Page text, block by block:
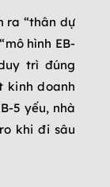
ra “thân dự
hình EB-
trì đúng
kinh doanh
5 yếu, nhà
khi đi sâu